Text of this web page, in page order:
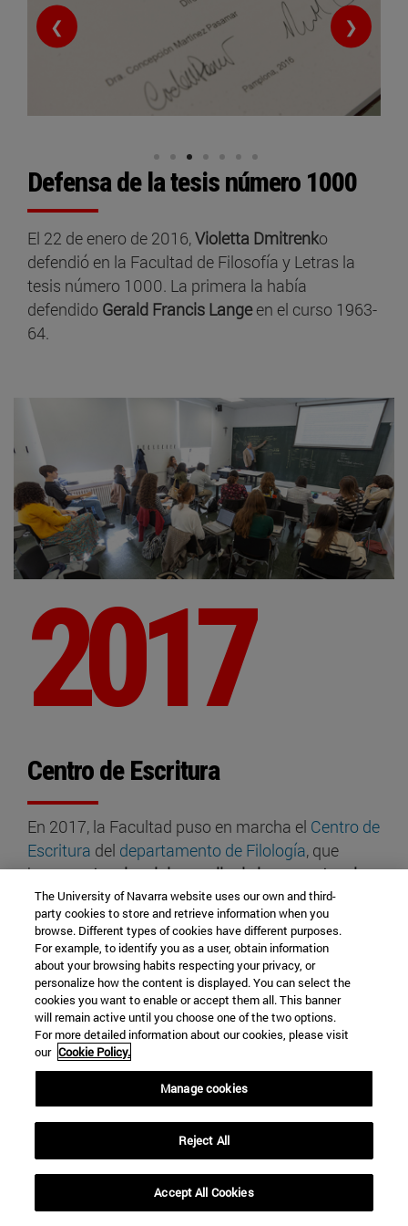
❮ ❯
Defensa de la tesis número 1000
El 22 de enero de 2016,Violetta Dmitrenko
defendió en la Facultad de Filosofía y Letras la
tesis número 1000. La primera la había
defendido Gerald Francis Langeen el curso 1963-
64.
2017
Centro de Escritura
En 2017, la Facultad puso en marcha el Centro de
Escritura del departamento de Filología, que
buscapotenciar el desarrollo de la competencia
escritade los alumnos mientras cursan sus
estudios, a través de tutorías personalizadas y
talleres.
The University of Navarra website uses our own and third-
party cookies to store and retrieve information when you
browse. Different types of cookies have different purposes.
For example, to identify you as a user, obtain information
about your browsing habits respecting your privacy, or
personalize how the content is displayed. You can select the
cookies you want to enable or accept them all. This banner
will remain active until you choose one of the two options.
For more detailed information about our cookies, please visit
our Cookie Policy.
Manage cookies
Reject All
Accept All Cookies